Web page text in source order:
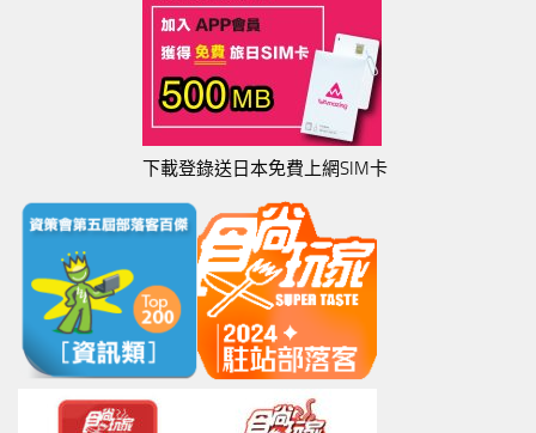
下載登錄送日本免費上網SIM卡